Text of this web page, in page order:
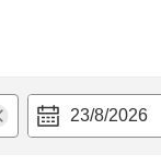
23/8/2026